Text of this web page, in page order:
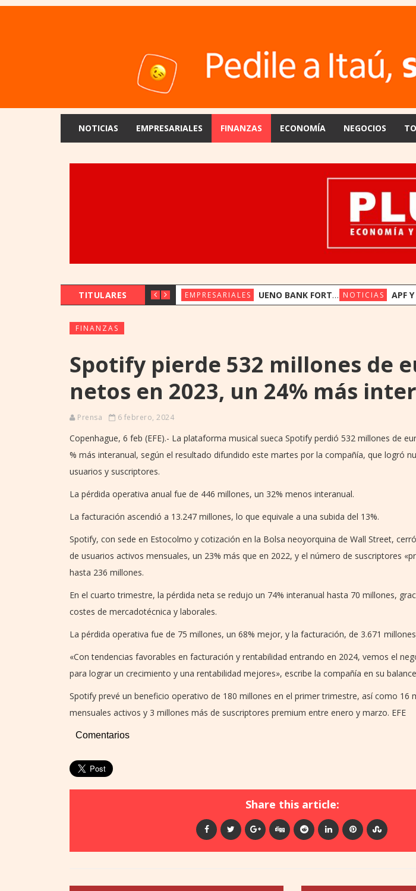
NOTICIAS EMPRESARIALES FINANZAS ECONOMÍA NEGOCIOS
TITULARES EMPRESARIALES UENO BANK FORTALECE SU FONDEO INTERNACIONAL CON US$ 17,5 MILLONES DE TRIODOS BANK Y GAWA CAPITAL NOTICIAS APF Y CONMEBOL
FINANZAS
Spotify pierde 532 millones de
netos en 2023, un 24% más
Prensa 6 febrero, 2024
Copenhague, 6 feb (EFE).- La plataforma musical sueca Spotify perdió 532 millones de
% más interanual, según el resultado difundido este martes por la compañía, que logró
usuarios y suscriptores.
La pérdida operativa anual fue de 446 millones, un 32% menos interanual.
La facturación ascendió a 13.247 millones, lo que equivale a una subida del 13%.
Spotify, con sede en Estocolmo y cotización en la Bolsa neoyorquina de Wall Street,
de usuarios activos mensuales, un 23% más que en 2022, y el número de suscriptores
hasta 236 millones.
En el cuarto trimestre, la pérdida neta se redujo un 74% interanual hasta 70 millones,
costes de mercadotécnica y laborales.
La pérdida operativa fue de 75 millones, un 68% mejor, y la facturación, de 3.671
«Con tendencias favorables en facturación y rentabilidad entrando en 2024, vemos el
para lograr un crecimiento y una rentabilidad mejores», escribe la compañía en su
Spotify prevé un beneficio operativo de 180 millones en el primer trimestre, así como 16
mensuales activos y 3 millones más de suscriptores premium entre enero y marzo. EFE
Comentarios
Share this article: